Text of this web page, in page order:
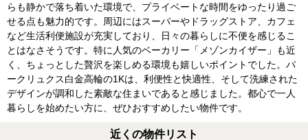
らも静かで落ち着いた環境で、プライベートな時間をゆったり過ご
せる点も魅力的です。周辺にはスーパーやドラッグストア、カフェ
など生活利便施設が充実しており、日々の暮らしに不便を感じるこ
とはなさそうです。特に人気のベーカリー「メゾンカイザー」も近
く、ちょっとした贅沢を楽しめる環境も嬉しいポイントでした。パ
ークリュクス白金高輪の1Kは、利便性と快適性、そして洗練された
デザインが調和した素敵な住まいであると感じました。都心で一人
暮らしを始めたい方に、ぜひおすすめしたい物件です。
近くの物件リスト